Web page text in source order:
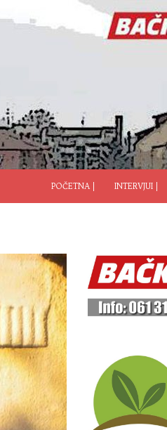
POČETNA |
INTERVJUI |